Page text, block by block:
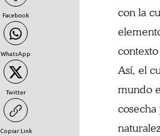
Facebook
WhatsApp
Twitter
Copiar Link
con la
Así, el
mundo